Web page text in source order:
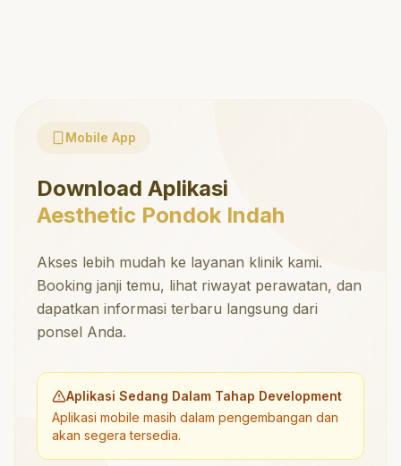
Mobile App
Download Aplikasi
Aesthetic Pondok Indah
Akses lebih mudah ke layanan klinik kami.
Booking janji temu, lihat riwayat perawatan, dan
dapatkan informasi terbaru langsung dari
ponsel Anda.
Aplikasi Sedang Dalam Tahap Development
Aplikasi mobile masih dalam pengembangan dan
akan segera tersedia.